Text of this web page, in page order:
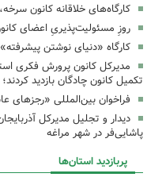
کارگاه‌های خلاقانه کانون
روزِ مسئولیت‌پذیریِ اعضای
کارگاه «دنیای نوشتن
مدیرکل کانون پرورش فکری
تکمیل کانون چادگان بازدید
فراخوان بین‌المللی «رجزهای
دیدار و تجلیل مدیرکل
پاشایی‌فر در شهر مراغه
پربازدید استان‌ها